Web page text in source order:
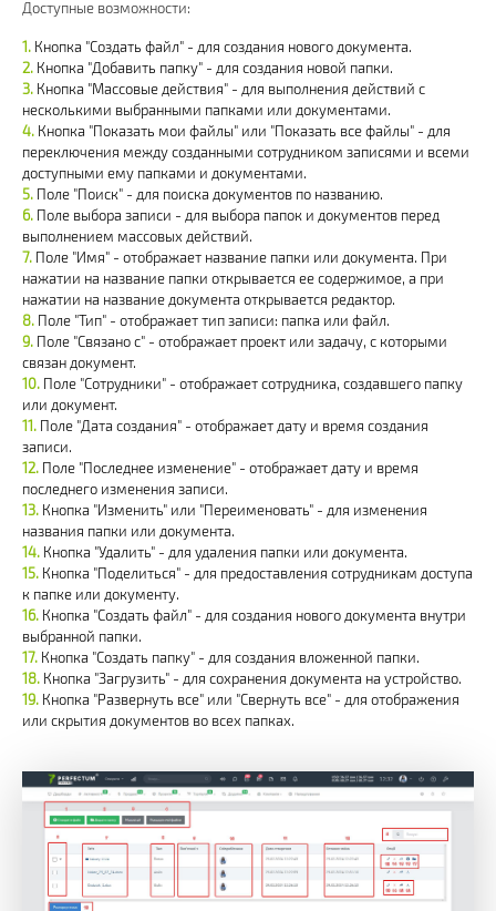
Доступные возможности:
Кнопка "Создать файл" - для создания нового документа.
Кнопка "Добавить папку" - для создания новой папки.
Кнопка "Массовые действия" - для выполнения действий с
несколькими выбранными папками или документами.
Кнопка "Показать мои файлы" или "Показать все файлы" - для
переключения между созданными сотрудником записями и всеми
доступными ему папками и документами.
Поле "Поиск" - для поиска документов по названию.
Поле выбора записи - для выбора папок и документов перед
выполнением массовых действий.
Поле "Имя" - отображает название папки или документа. При
нажатии на название папки открывается ее содержимое, а при
нажатии на название документа открывается редактор.
Поле "Тип" - отображает тип записи: папка или файл.
Поле "Связано с" - отображает проект или задачу, с которыми
связан документ.
Поле "Сотрудники" - отображает сотрудника, создавшего папку
или документ.
Поле "Дата создания" - отображает дату и время создания
записи.
Поле "Последнее изменение" - отображает дату и время
последнего изменения записи.
Кнопка "Изменить" или "Переименовать" - для изменения
названия папки или документа.
Кнопка "Удалить" - для удаления папки или документа.
Кнопка "Поделиться" - для предоставления сотрудникам доступа
к папке или документу.
Кнопка "Создать файл" - для создания нового документа внутри
выбранной папки.
Кнопка "Создать папку" - для создания вложенной папки.
Кнопка "Загрузить" - для сохранения документа на устройство.
Кнопка "Развернуть все" или "Свернуть все" - для отображения
или скрытия документов во всех папках.